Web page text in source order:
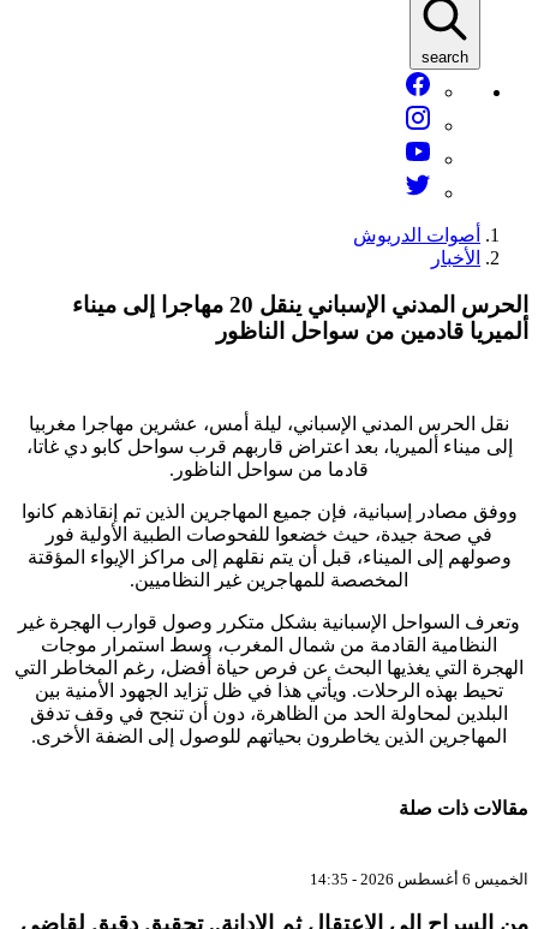
search
أصوات الدريوش
الأخبار
الحرس المدني الإسباني ينقل 20 مهاجرا إلى ميناء
قادمين من سواحل الناظور
نقل الحرس المدني الإسباني، ليلة أمس، عشرين مهاجرا مغربيا
إلى ميناء ألميريا، بعد اعتراض قاربهم قرب سواحل كابو دي غاتا،
قادما من سواحل الناظور.
ووفق مصادر إسبانية، فإن جميع المهاجرين الذين تم إنقاذهم كانوا
في صحة جيدة، حيث خضعوا للفحوصات الطبية الأولية فور
وصولهم إلى الميناء، قبل أن يتم نقلهم إلى مراكز الإيواء المؤقتة
المخصصة للمهاجرين غير النظاميين.
وتعرف السواحل الإسبانية بشكل متكرر وصول قوارب الهجرة غير
النظامية القادمة من شمال المغرب، وسط استمرار موجات
الهجرة التي يغذيها البحث عن فرص حياة أفضل، رغم المخاطر التي
تحيط بهذه الرحلات. ويأتي هذا في ظل تزايد الجهود الأمنية بين
البلدين لمحاولة الحد من الظاهرة، دون أن تنجح في وقف تدفق
المهاجرين الذين يخاطرون بحياتهم للوصول إلى الضفة الأخرى.
ذات صلة
6 أغسطس 2026 - 14:35
السراح إلى الاعتقال ثم الإدانة.. تحقيق دقيق لقاضي